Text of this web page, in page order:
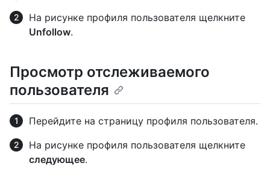
На рисунке профиля пользователя щелкните
Unfollow.
Просмотр отслеживаемого
пользователя
Перейдите на страницу профиля пользователя.
На рисунке профиля пользователя щелкните
следующее.